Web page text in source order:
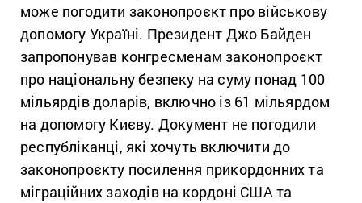
може погодити законопроєкт про військову
допомогу Україні. Президент Джо Байден
запропонував конгресменам законопроєкт
про національну безпеку на суму понад 100
мільярдів доларів, включно із 61 мільярдом
на допомогу Києву. Документ не погодили
республіканці, які хочуть включити до
законопроєкту посилення прикордонних та
міграційних заходів на кордоні США та